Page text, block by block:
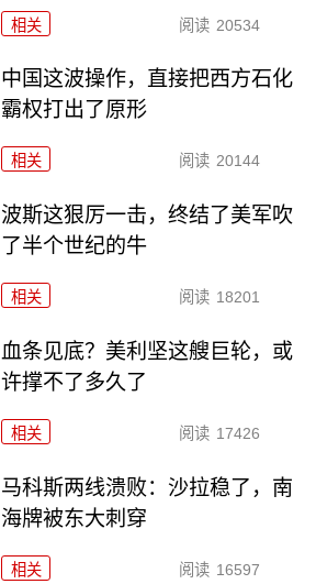
相关 阅读 20534
中国这波操作，直接把西方石化
霸权打出了原形
相关 阅读 20144
波斯这狠厉一击，终结了美军吹
了半个世纪的牛
相关 阅读 18201
血条见底？美利坚这艘巨轮，或
许撑不了多久了
相关 阅读 17426
马科斯两线溃败：沙拉稳了，南
海牌被东大刺穿
相关 阅读 16597